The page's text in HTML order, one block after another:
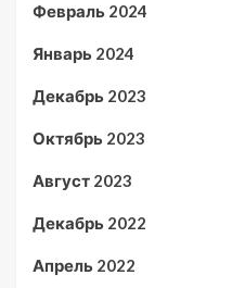
Февраль 2024
Январь 2024
Декабрь 2023
Октябрь 2023
Август 2023
Декабрь 2022
Апрель 2022